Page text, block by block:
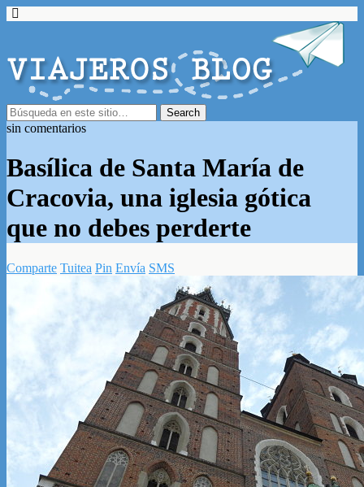
sin comentarios
Basílica de Santa María de
Cracovia, una iglesia gótica
que no debes perderte
Comparte Tuitea Pin Envía SMS